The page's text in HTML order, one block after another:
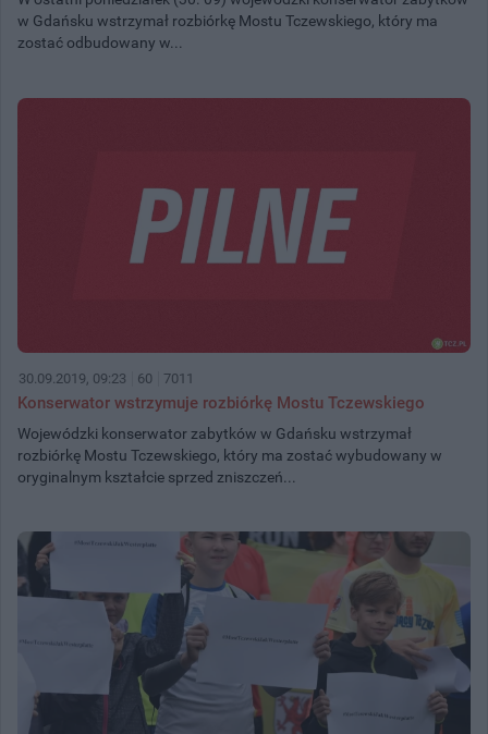
w Gdańsku wstrzymał rozbiórkę Mostu Tczewskiego, który ma
zostać odbudowany w...
30.09.2019, 09:23 60 7011
Konserwator wstrzymuje rozbiórkę Mostu Tczewskiego
Wojewódzki konserwator zabytków w Gdańsku wstrzymał
rozbiórkę Mostu Tczewskiego, który ma zostać wybudowany w
oryginalnym kształcie sprzed zniszczeń...